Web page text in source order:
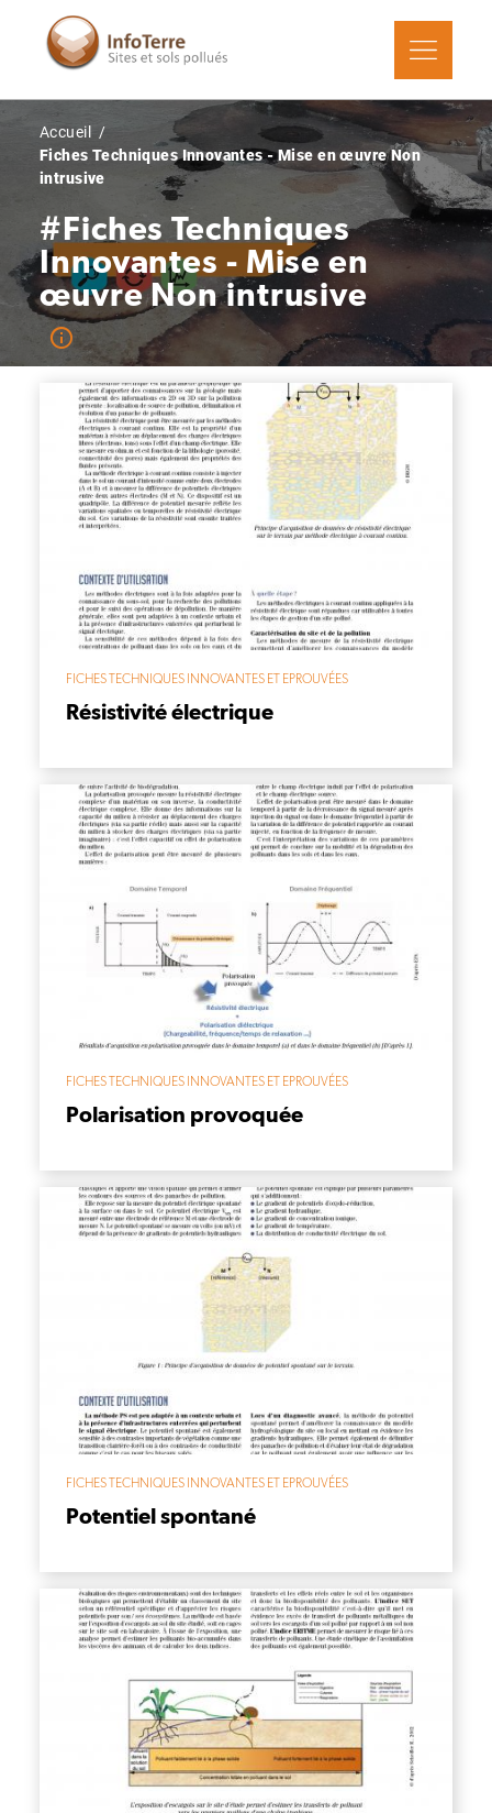
contenu
Fil
d'Ariane
Accueil
Fiches Techniques Innovantes - Mise en œuvre Non
intrusive
#Fiches Techniques
Innovantes - Mise en
œuvre Non intrusive
FICHES TECHNIQUES INNOVANTES ET EPROUVÉES
Résistivité électrique
FICHES TECHNIQUES INNOVANTES ET EPROUVÉES
Polarisation provoquée
FICHES TECHNIQUES INNOVANTES ET EPROUVÉES
Potentiel spontané